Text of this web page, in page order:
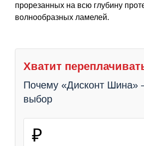
прорезанных на всю глубину
волнообразных ламелей.
Хватит
Почему «Дисконт Шина»
выбор
₽